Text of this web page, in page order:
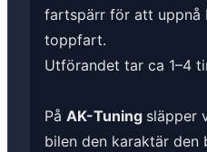
fartspärr för att uppnå
toppfart.
Utförandet tar ca 1–4
På AK-Tuning släpper
bilen den karaktär